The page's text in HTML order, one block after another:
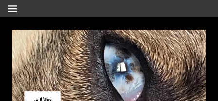
Aller
au
contenu
MENU